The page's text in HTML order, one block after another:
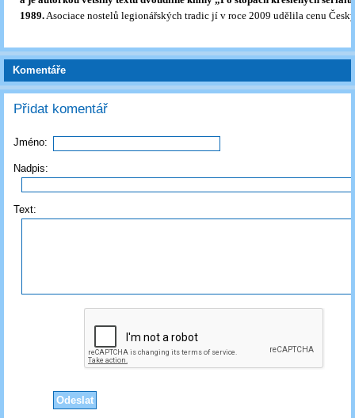
1989.Asociace nostelů legionářských tradic jí v roce 2009 udělila cenu
Komentáře
Přidat komentář
Jméno:
Nadpis:
Text: